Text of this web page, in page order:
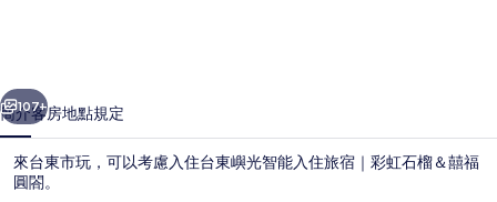
住
旅
宿
個 下一個
107+
簡介客房地點規定
來台東市玩，可以考慮入住台東嶼光智能入住旅宿｜彩虹石榴＆囍福
圓閤。